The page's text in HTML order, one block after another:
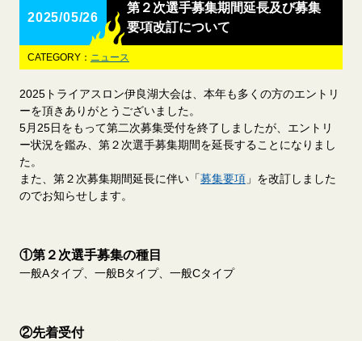
2025/05/26
第２次選手募集期間延長及び募集
要項改訂について
CATEGORY： ニュース
2025トライアスロン伊良湖大会は、本年も多くの方のエントリ
ーを頂きありがとうございました。
5月25日をもって第二次募集受付を終了しましたが、エントリ
ー状況を鑑み、第２次選手募集期間を延長することになりまし
た。
また、第２次募集期間延長に伴い「募集要項」を改訂しました
のでお知らせします。
①第２次選手募集の種目
一般Aタイプ、一般Bタイプ、一般Cタイプ
②先着受付